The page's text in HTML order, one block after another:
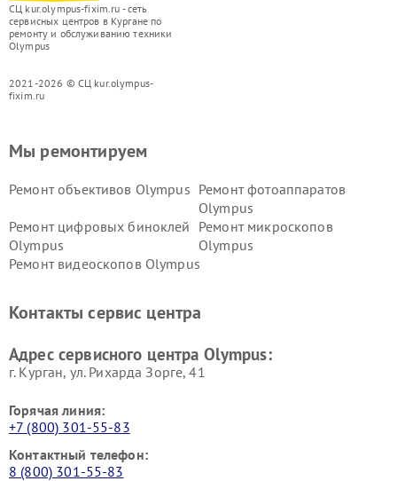
СЦ kur.olympus-fixim.ru - сеть
сервисных центров в Кургане по
ремонту и обслуживанию техники
Olympus
2021-2026 © СЦ kur.olympus-
fixim.ru
Мы ремонтируем
Ремонт объективов Olympus Ремонт фотоаппаратов
Olympus
Ремонт цифровых биноклей
Olympus
Ремонт микроскопов
Olympus
Ремонт видеоскопов Olympus
Контакты сервис центра
Адрес сервисного центра Olympus:
г. Курган, ул. Рихарда Зорге, 41
Горячая линия:
+7 (800) 301-55-83
Контактный телефон:
8 (800) 301-55-83